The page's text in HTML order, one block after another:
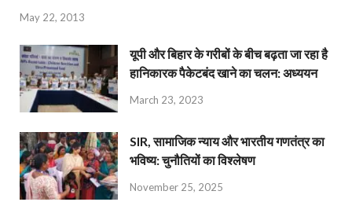
May 22, 2013
यूपी और बिहार के गरीबों के बीच बढ़ता जा रहा है
हानिकारक पैकेटबंद खाने का चलन: अध्ययन
March 23, 2023
SIR, सामाजिक न्याय और भारतीय गणतंत्र का
भविष्य: चुनौतियों का विश्लेषण
November 25, 2025